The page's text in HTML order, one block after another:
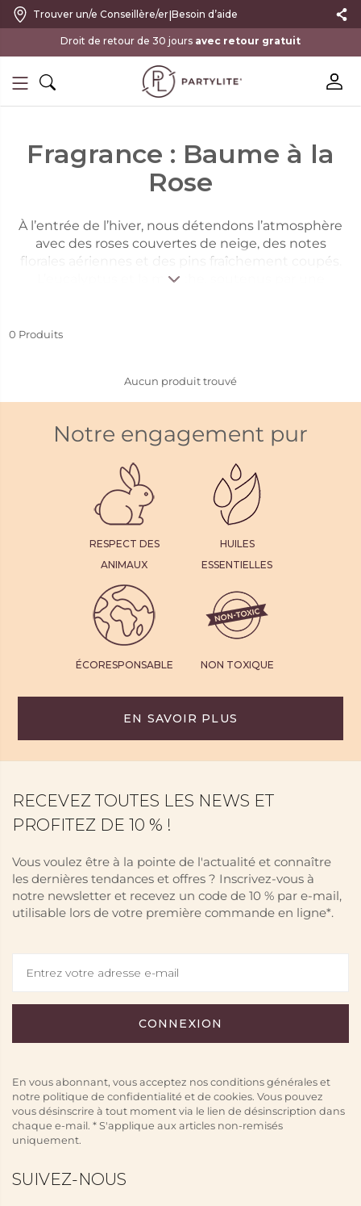
Trouver un/e Conseillère/er|Besoin d’aide
Droit de retour de 30 jours avec retour gratuit
Fragrance : Baume à la
Rose
À l’entrée de l’hiver, nous détendons l’atmosphère
avec des roses couvertes de neige, des notes
florales aériennes et des pins fraîchement coupés.
L’eucalyptus et la menthe, soutenus par une
Intensité de la Fragrance :
0 Produits
Aucun produit trouvé
Notre engagement pur
RESPECT DES
ANIMAUX
HUILES
ESSENTIELLES
ÉCORESPONSABLE NON TOXIQUE
EN SAVOIR PLUS
RECEVEZ TOUTES LES NEWS ET
PROFITEZ DE 10 % !
Vous voulez être à la pointe de l'actualité et connaître
les dernières tendances et offres ? Inscrivez-vous à
notre newsletter et recevez un code de 10 % par e-mail,
utilisable lors de votre première commande en ligne*.
En vous abonnant, vous acceptez nos conditions générales et
notre politique de confidentialité et de cookies. Vous pouvez
vous désinscrire à tout moment via le lien de désinscription dans
chaque e-mail. * S'applique aux articles non-remisés
uniquement.
SUIVEZ-NOUS